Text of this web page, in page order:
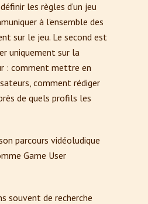
les règles d’un jeu
à l’ensemble des
sur le jeu. Le second est
uniquement sur la
: comment mettre en
comment rédiger
de quels profils les
parcours vidéoludique
Game User
souvent de recherche